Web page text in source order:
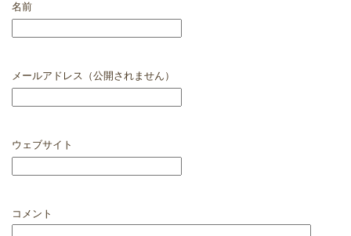
名前
メールアドレス（公開されません）
ウェブサイト
コメント